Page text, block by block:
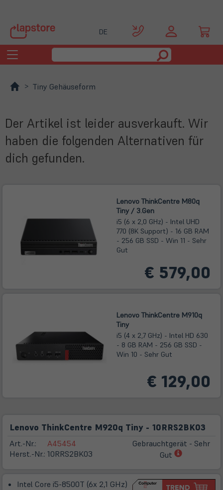
DE
Toggle
navigation
Tiny Gehäuseform
Der Artikel ist leider ausverkauft. Wir
haben die folgenden Alternativen für
dich gefunden.
Lenovo ThinkCentre M80q
Tiny / 3.Gen
i5 (6 x 2,0 GHz) - Intel UHD
770 (8K Support) - 16 GB RAM
- 256 GB SSD - Win 11 - Sehr
Gut
€ 579,00
Lenovo ThinkCentre M910q
Tiny
i5 (4 x 2,7 GHz) - Intel HD 630
- 8 GB RAM - 256 GB SSD -
Win 10 - Sehr Gut
€ 129,00
Lenovo ThinkCentre M920q Tiny - 10RRS2BK03
Art.-Nr.:
Herst.-Nr.:
A45454
10RRS2BK03
Gebrauchtgerät - Sehr
Gut
(öffnet
Tab)
Intel Core i5-8500T (6x 2,1 GHz)